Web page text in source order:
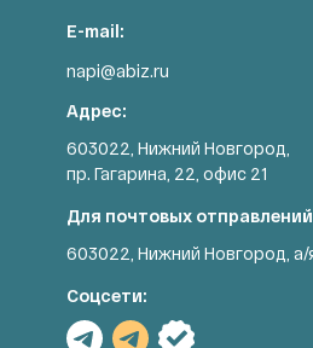
E-mail:
napi@abiz.ru
Адрес:
603022, Нижний Новгород,
пр. Гагарина, 22, офис 21
Для почтовых
603022, Нижний Новгород, а/
Соцсети: